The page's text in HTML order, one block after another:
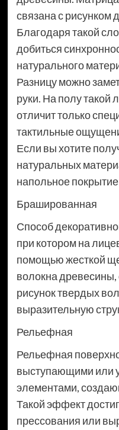
связана с рисунком
Благодаря такой
добиться
натурального
Разницу можно
руки. На полу такой
отличит только
тактильные
Если вы хотите
натуральных
напольное
Брашированная
Способ
при котором на
помощью жесткой
волокна
рисунок твердых
выразительную
Рельефная
Рельефная
выступающими или
элементами,
Такой эффект
прессования или